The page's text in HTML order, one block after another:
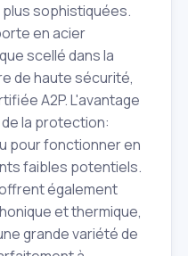
sophistiquées.
en acier
scellé dans la
de haute sécurité,
A2P. L'avantage
la protection:
pour fonctionner en
faibles potentiels.
également
et thermique,
grande variété de